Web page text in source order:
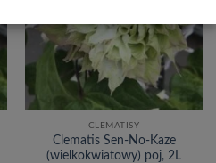
CLEMATISY
Clematis Sen-No-Kaze
(wielkokwiatowy) poj, 2L